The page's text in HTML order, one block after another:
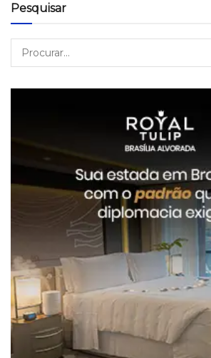
Pesquisar